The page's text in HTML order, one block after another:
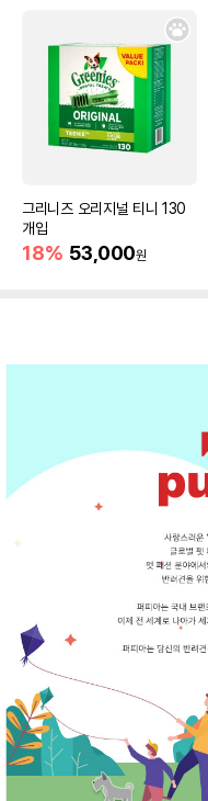
그리니즈 오리지널 티니 130
개입
18% 53,000원